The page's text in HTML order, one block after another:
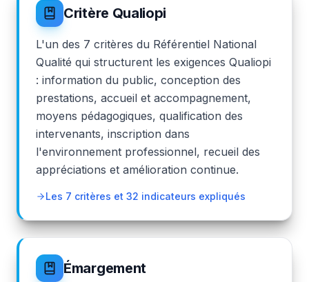
Critère Qualiopi
L'un des 7 critères du Référentiel National
Qualité qui structurent les exigences Qualiopi
: information du public, conception des
prestations, accueil et accompagnement,
moyens pédagogiques, qualification des
intervenants, inscription dans
l'environnement professionnel, recueil des
appréciations et amélioration continue.
Les 7 critères et 32 indicateurs expliqués
Émargement